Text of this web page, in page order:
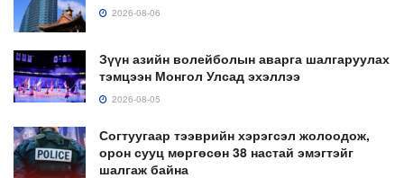
2026-08-06
Зүүн азийн волейболын аварга шалгаруулах
тэмцээн Монгол Улсад эхэллээ
2026-08-05
Согтуугаар тээврийн хэрэгсэл жолоодож,
орон сууц мөргөсөн 38 настай эмэгтэйг
шалгаж байна